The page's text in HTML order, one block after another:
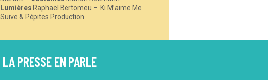
Lumières Raphaël Bertomeu – Ki M’aime Me
Suive & Pépites Production
LA PRESSE EN PARLE